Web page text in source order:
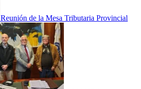
Reunión de la Mesa Tributaria Provincial